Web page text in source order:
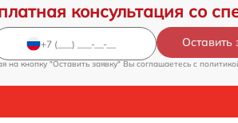
консультация со
Оставить
на кнопку "Оставить заявку" Вы соглашаетесь c